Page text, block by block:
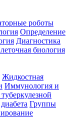
роботы
Определение
Диагностика
биология
Жидкостная
Иммунология и
Группы